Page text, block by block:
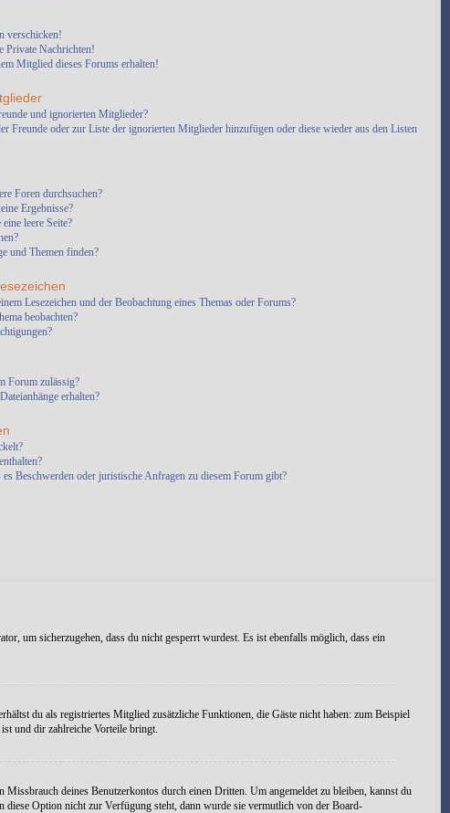
verschicken!
Private Nachrichten!
Mitglied dieses Forums erhalten!
und ignorierten Mitglieder?
Freunde oder zur Liste der ignorierten Mitglieder hinzufügen oder diese wieder aus den Listen
Foren durchsuchen?
Ergebnisse?
leere Seite?
und Themen finden?
Lesezeichen und der Beobachtung eines Themas oder Forums?
beobachten?
Forum zulässig?
erhalten?
Beschwerden oder juristische Anfragen zu diesem Forum gibt?
um sicherzugehen, dass du nicht gesperrt wurdest. Es ist ebenfalls möglich, dass ein
du als registriertes Mitglied zusätzliche Funktionen, die Gäste nicht haben: zum Beispiel
und dir zahlreiche Vorteile bringt.
deines Benutzerkontos durch einen Dritten. Um angemeldet zu bleiben, kannst du
diese Option nicht zur Verfügung steht, dann wurde sie vermutlich von der Board-